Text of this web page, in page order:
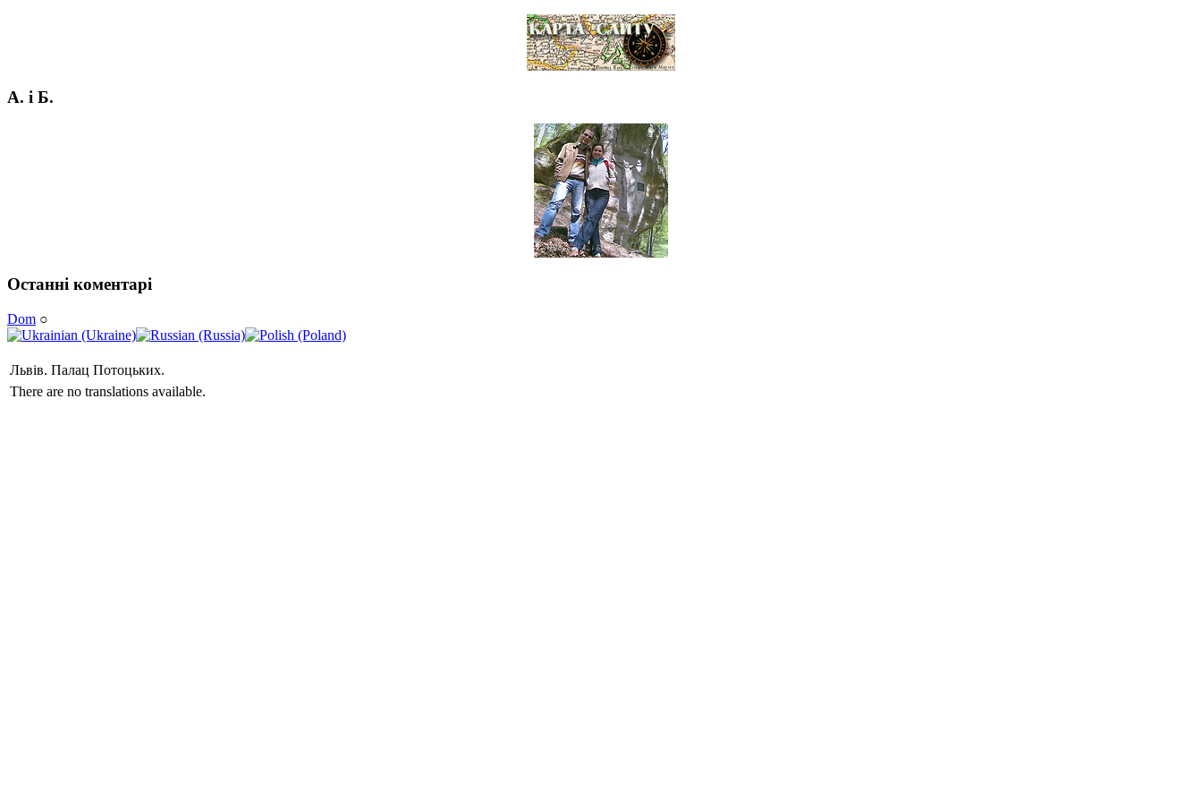
А. і Б.
Останні коментарі
Dom ○
Львів. Палац Потоцьких.
There are no translations available.